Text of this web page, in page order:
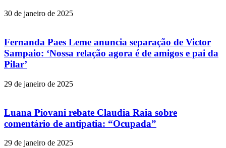
30 de janeiro de 2025
Fernanda Paes Leme anuncia separação de Victor
Sampaio: ‘Nossa relação agora é de amigos e pai da
Pilar’
29 de janeiro de 2025
Luana Piovani rebate Claudia Raia sobre
comentário de antipatia: “Ocupada”
29 de janeiro de 2025